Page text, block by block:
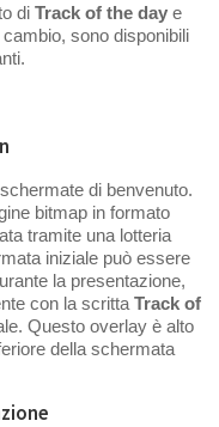
di Track of the day e
sono disponibili
di benvenuto.
bitmap in formato
tramite una lotteria
iniziale può essere
la presentazione,
con la scritta Track of
Questo overlay è alto
della schermata